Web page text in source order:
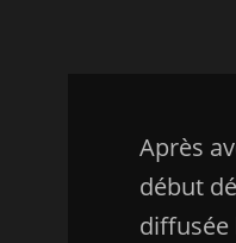
Après
début
diffusée